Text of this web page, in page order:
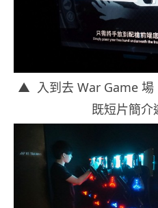
▲ 入到去 War Game 場
既短片簡介